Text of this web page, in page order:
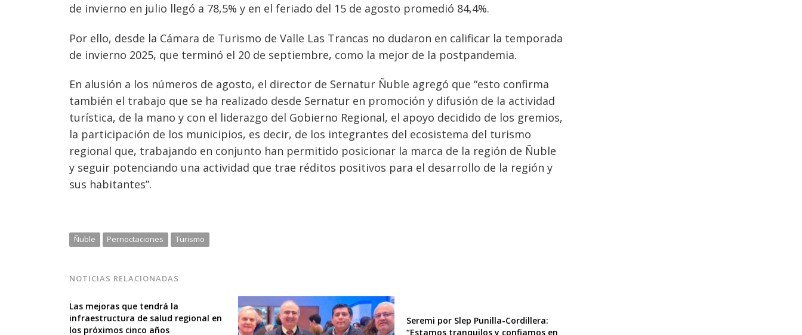
de invierno en julio llegó a 78,5% y en el feriado del 15 de agosto promedió 84,4%.
Por ello, desde la Cámara de Turismo de Valle Las Trancas no dudaron en calificar la temporada
de invierno 2025, que terminó el 20 de septiembre, como la mejor de la postpandemia.
En alusión a los números de agosto, el director de Sernatur Ñuble agregó que “esto confirma
también el trabajo que se ha realizado desde Sernatur en promoción y difusión de la actividad
turística, de la mano y con el liderazgo del Gobierno Regional, el apoyo decidido de los gremios,
la participación de los municipios, es decir, de los integrantes del ecosistema del turismo
regional que, trabajando en conjunto han permitido posicionar la marca de la región de Ñuble
y seguir potenciando una actividad que trae réditos positivos para el desarrollo de la región y
sus habitantes”.
Ñuble Pernoctaciones Turismo
NOTICIAS RELACIONADAS
Las mejoras que tendrá la
infraestructura de salud regional en
los próximos cinco años
Seremi por Slep Punilla-Cordillera:
“Estamos tranquilos y confiamos en